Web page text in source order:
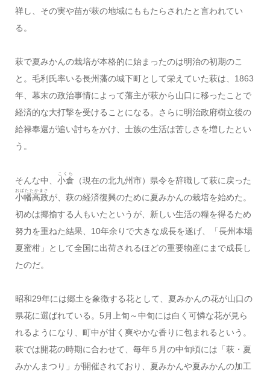
祥し、その実や苗が萩の地域にももたらされたと言われてい
る。
萩で夏みかんの栽培が本格的に始まったのは明治の初期のこ
と。毛利氏率いる長州藩の城下町として栄えていた萩は、1863
年、幕末の政治事情によって藩主が萩から山口に移ったことで
経済的な大打撃を受けることになる。さらに明治政府樹立後の
給禄奉還が追い討ちをかけ、士族の生活は苦しさを増したとい
う。
そんな中、 小倉
こくら
（現在の北九州市）県令を辞職して萩に戻った
小幡高政
おばたたかまさ
が、萩の経済復興のために夏みかんの栽培を始めた。
初めは揶揄する人もいたというが、新しい生活の糧を得るため
努力を重ねた結果、10年余りで大きな成長を遂げ、「長州本場
夏蜜柑」として全国に出荷されるほどの重要物産にまで成長し
たのだ。
昭和29年には郷土を象徴する花として、夏みかんの花が山口の
県花に選ばれている。5月上旬～中旬には白く可憐な花が見ら
れるようになり、町中が甘く爽やかな香りに包まれるという。
萩では開花の時期に合わせて、毎年５月の中旬頃には「萩・夏
みかんまつり」が開催されており、夏みかんや夏みかんの加工